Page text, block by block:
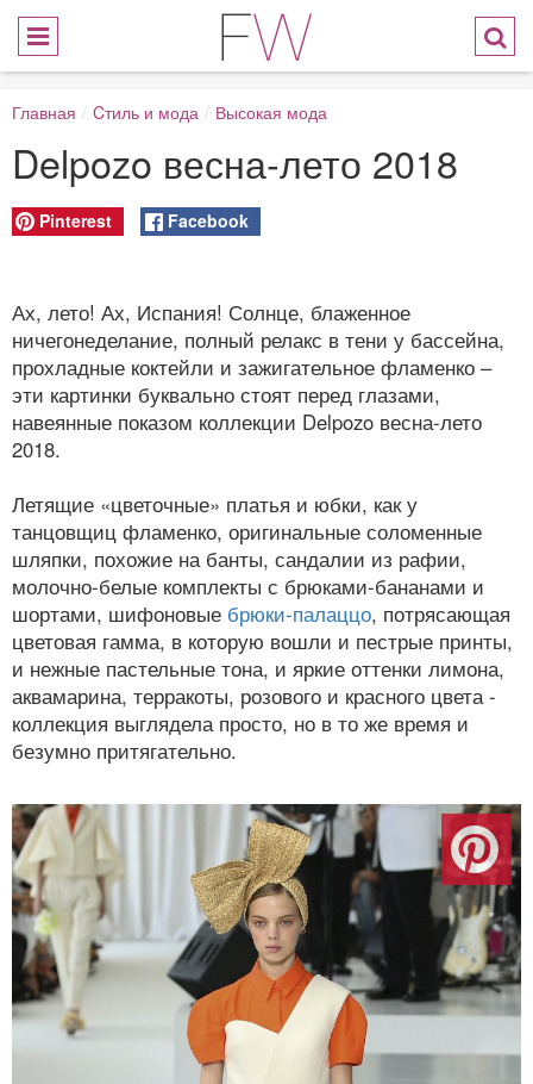
Главная / Cтиль и мода / Высокая мода
Delpozo весна-лето 2018
Pinterest Facebook
Ах, лето! Ах, Испания! Солнце, блаженное
ничегонеделание, полный релакс в тени у бассейна,
прохладные коктейли и зажигательное фламенко –
эти картинки буквально стоят перед глазами,
навеянные показом коллекции Delpozo весна-лето
2018.
Летящие «цветочные» платья и юбки, как у
танцовщиц фламенко, оригинальные соломенные
шляпки, похожие на банты, сандалии из рафии,
молочно-белые комплекты с брюками-бананами и
шортами, шифоновые брюки-палаццо, потрясающая
цветовая гамма, в которую вошли и пестрые принты,
и нежные пастельные тона, и яркие оттенки лимона,
аквамарина, терракоты, розового и красного цвета -
коллекция выглядела просто, но в то же время и
безумно притягательно.